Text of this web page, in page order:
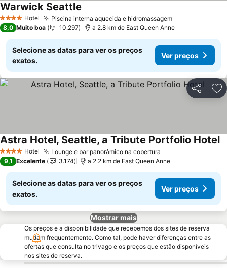
4 EstrelasHotel Piscina interna aquecida e hidromassagem
Warwick Seattle
8,0 Muito boa 10.297 a 2.8 km de East Queen Anne
Selecione as datas para ver os preços
exatos.
Ver preços
Partilhar
4 EstrelasHotel Lounge e bar panorâmico na cobertura
Astra Hotel, Seattle, a Tribute Portfolio Hotel
9,1 Excelente 3.174 a 2.2 km de East Queen Anne
Selecione as datas para ver os preços
exatos.
Ver preços
Mostrar mais
Os preços e a disponibilidade que recebemos dos sites de reserva
mudam frequentemente. Como tal, pode haver diferenças entre as
ofertas que consulta no trivago e os preços que estão disponíveis
nos sites de reserva.